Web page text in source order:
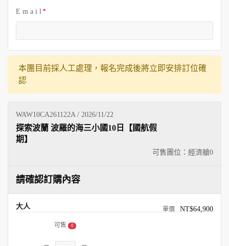
E m a i l
本團目前採人工處理，報名完成後將立即安排訂位確
認
WAW10CA261122A / 2026/11/22
可售團位：經濟艙0
探索波蘭 波羅的海三小國10日【國航假
期】
請確認訂購內容
大人 NT$64,900
可售 0